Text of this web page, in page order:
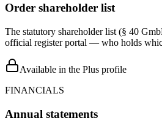
Order shareholder list
The statutory shareholder list (§ 40
official register portal — who holds
Available in the Plus profile
FINANCIALS
Annual statements